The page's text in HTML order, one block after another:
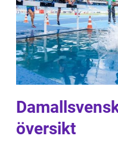
översikt